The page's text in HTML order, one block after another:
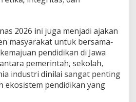
2026 ini juga menjadi ajakan
masyarakat untuk bersama-
pendidikan di Jawa
pemerintah, sekolah,
industri dinilai sangat penting
ekosistem pendidikan yang